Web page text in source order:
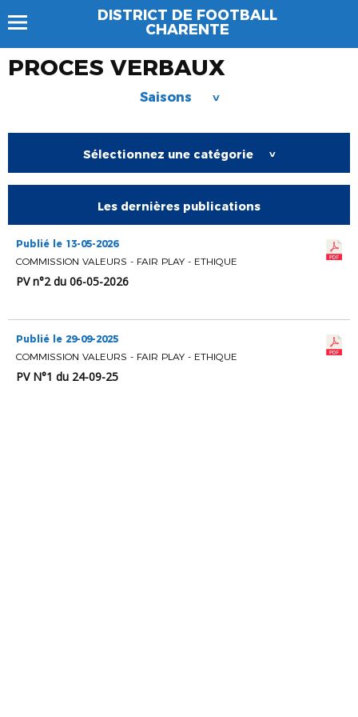
DISTRICT DE FOOTBALL
CHARENTE
PROCES VERBAUX
Saisons >
Sélectionnez une catégorie >
Les dernières publications
Publié le 13-05-2026
COMMISSION VALEURS - FAIR PLAY - ETHIQUE
PV n°2 du 06-05-2026
Publié le 29-09-2025
COMMISSION VALEURS - FAIR PLAY - ETHIQUE
PV N°1 du 24-09-25